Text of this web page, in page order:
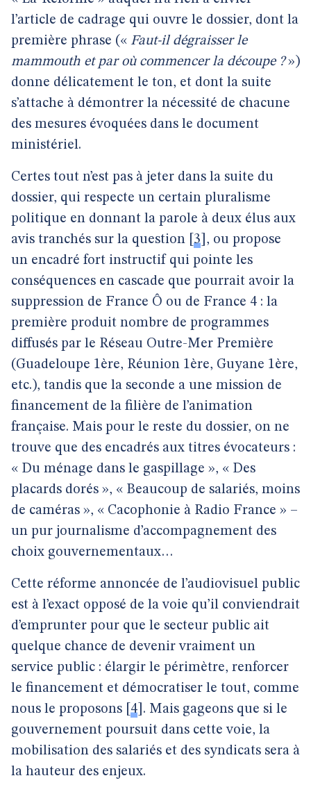
l’article de cadrage qui ouvre le dossier, dont la
première phrase (« Faut-il dégraisser le
mammouth et par où commencer la découpe ?»)
donne délicatement le ton, et dont la suite
s’attache à démontrer la nécessité de chacune
des mesures évoquées dans le document
ministériel.
Certes tout n’est pas à jeter dans la suite du
dossier, qui respecte un certain pluralisme
politique en donnant la parole à deux élus aux
avis tranchés sur la question 3 , ou propose
un encadré fort instructif qui pointe les
conséquences en cascade que pourrait avoir la
suppression de France Ô ou de France 4 : la
première produit nombre de programmes
diffusés par le Réseau Outre-Mer Première
(Guadeloupe 1ère, Réunion 1ère, Guyane 1ère,
etc.), tandis que la seconde a une mission de
financement de la filière de l’animation
française. Mais pour le reste du dossier, on ne
trouve que des encadrés aux titres évocateurs :
« Du ménage dans le gaspillage », « Des
placards dorés », « Beaucoup de salariés, moins
de caméras », « Cacophonie à Radio France » –
un pur journalisme d’accompagnement des
choix gouvernementaux…
Cette réforme annoncée de l’audiovisuel public
est à l’exact opposé de la voie qu’il conviendrait
d’emprunter pour que le secteur public ait
quelque chance de devenir vraiment un
service public : élargir le périmètre, renforcer
le financement et démocratiser le tout, comme
nous le proposons 4 . Mais gageons que si le
gouvernement poursuit dans cette voie, la
mobilisation des salariés et des syndicats sera à
la hauteur des enjeux.